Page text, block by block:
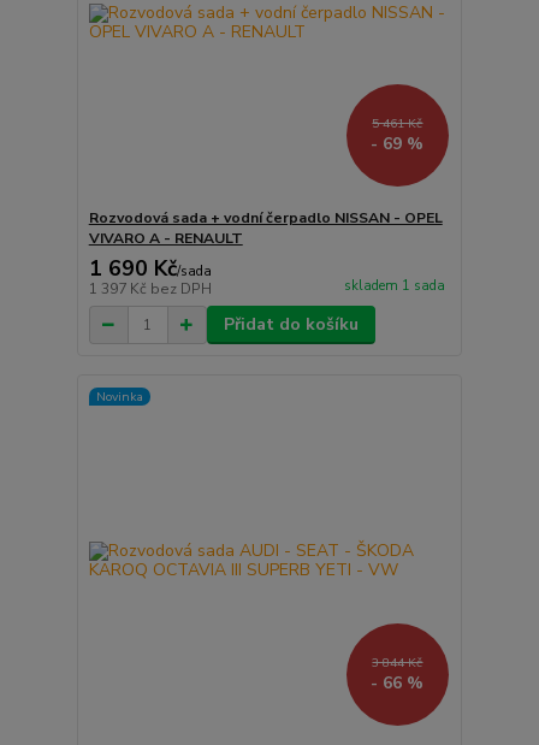
5 461 Kč
- 69 %
Rozvodová sada + vodní čerpadlo NISSAN - OPEL
VIVARO A - RENAULT
1 690 Kč/sada
1 397 Kč bez DPH skladem 1 sada
Přidat do košíku
Novinka
3 844 Kč
- 66 %